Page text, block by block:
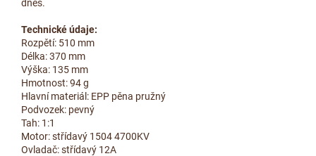
dnes.
Technické údaje:
Rozpětí: 510 mm
Délka: 370 mm
Výška: 135 mm
Hmotnost: 94 g
Hlavní materiál: EPP pěna pružný
Podvozek: pevný
Tah: 1:1
Motor: střídavý 1504 4700KV
Ovladač: střídavý 12A